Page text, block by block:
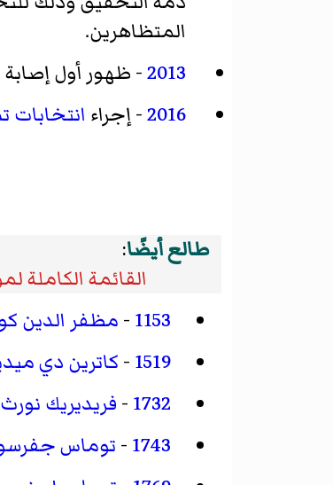
المتظاهرين.
2013- ظهور أول إصابة
2016- إجراء انتخابات
طالع أيضًا:
القائمة الكاملة
1153
- مظفر الدين
1519
- كاترين دي
1732
- فريديريك نورث
1743
- توماس